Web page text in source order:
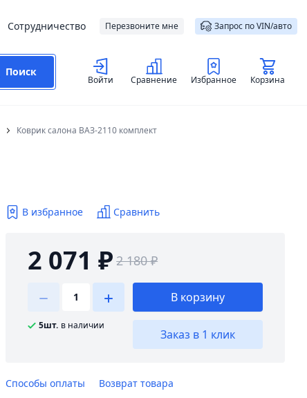
Сотрудничество Перезвоните мне Запрос по VIN/авто
Поиск
Войти Сравнение Избранное Корзина
Коврик салона ВАЗ-2110 комплект
В избранное Сравнить
2 071 ₽ 2 180 ₽
5шт. в наличии
В корзину
Заказ в 1 клик
Способы оплаты Возврат товара